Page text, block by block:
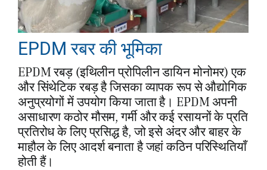
EPDM रबर की भूमिका
EPDM रबड़ (इथिलीन प्रोपिलीन डायिन मोनोमर) एक
और सिंथेटिक रबड़ है जिसका व्यापक रूप से औद्योगिक
अनुप्रयोगों में उपयोग किया जाता है। EPDM अपनी
असाधारण कठोर मौसम, गर्मी और कई रसायनों के प्रति
प्रतिरोध के लिए प्रसिद्ध है, जो इसे अंदर और बाहर के
माहौल के लिए आदर्श बनाता है जहां कठिन परिस्थितियाँ
होती हैं।